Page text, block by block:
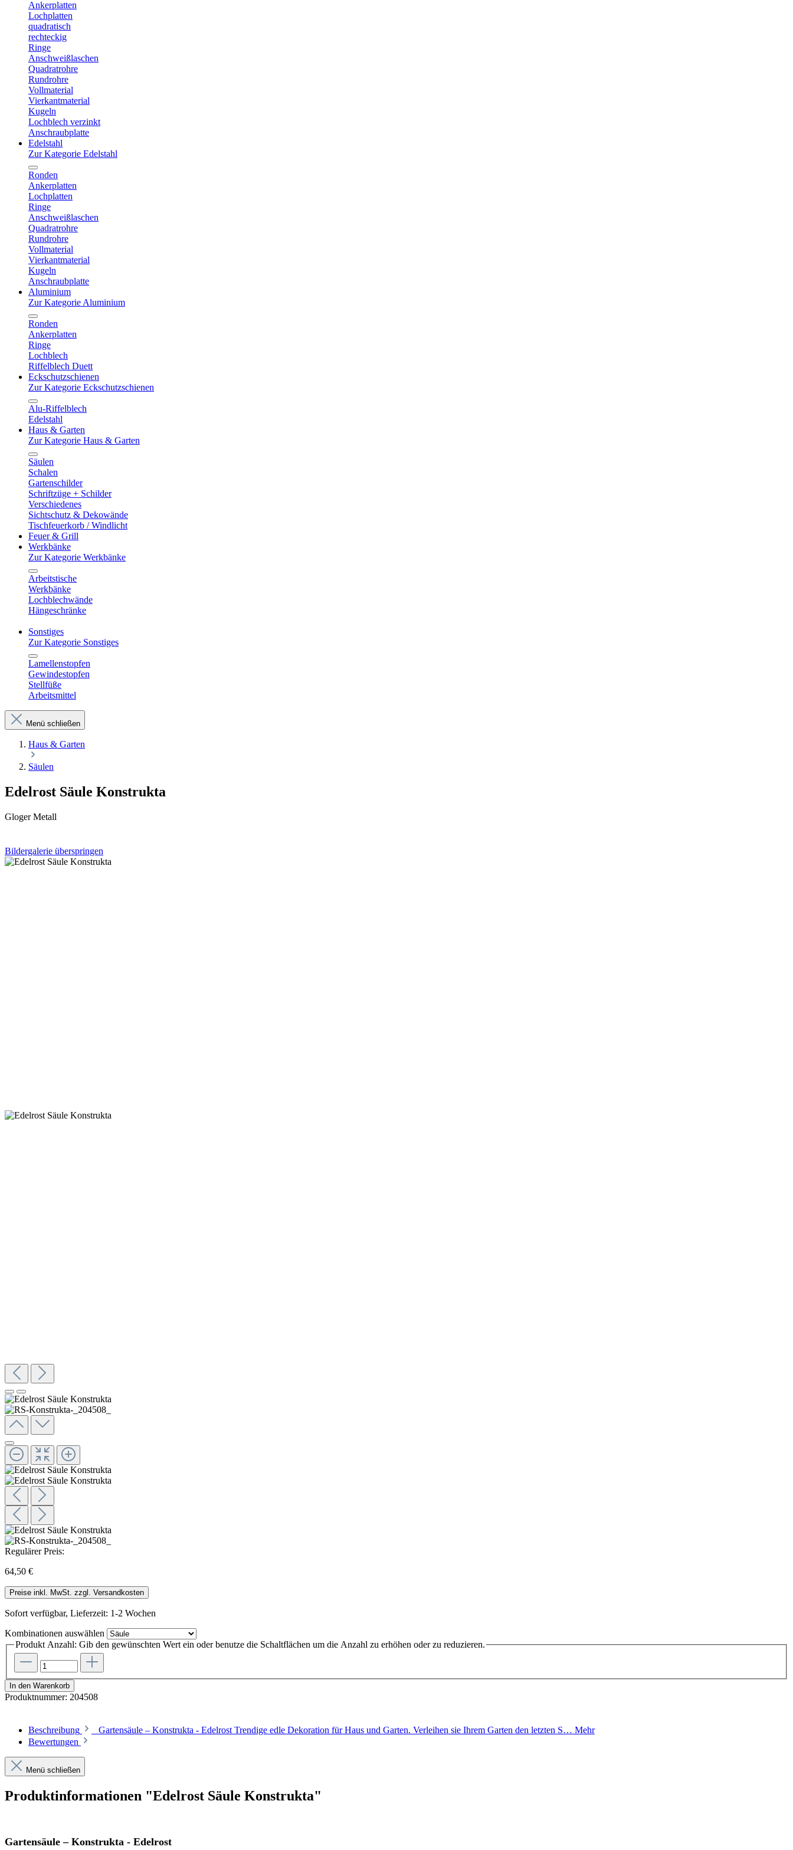
Ankerplatten
Lochplatten
quadratisch
rechteckig
Ringe
Anschweißlaschen
Quadratrohre
Rundrohre
Vollmaterial
Vierkantmaterial
Kugeln
Lochblech verzinkt
Anschraubplatte
Edelstahl
Zur Kategorie Edelstahl
Ronden
Ankerplatten
Lochplatten
Ringe
Anschweißlaschen
Quadratrohre
Rundrohre
Vollmaterial
Vierkantmaterial
Kugeln
Anschraubplatte
Aluminium
Zur Kategorie Aluminium
Ronden
Ankerplatten
Ringe
Lochblech
Riffelblech Duett
Eckschutzschienen
Zur Kategorie Eckschutzschienen
Alu-Riffelblech
Edelstahl
Haus & Garten
Zur Kategorie Haus & Garten
Säulen
Schalen
Gartenschilder
Schriftzüge + Schilder
Verschiedenes
Sichtschutz & Dekowände
Tischfeuerkorb / Windlicht
Feuer & Grill
Werkbänke
Zur Kategorie Werkbänke
Arbeitstische
Werkbänke
Lochblechwände
Hängeschränke
Sonstiges
Zur Kategorie Sonstiges
Lamellenstopfen
Gewindestopfen
Stellfüße
Arbeitsmittel
Menü schließen
Haus & Garten
Säulen
Edelrost Säule Konstrukta
Gloger Metall
Bildergalerie überspringen
Regulärer Preis:
64,50 €
Preise inkl. MwSt. zzgl. Versandkosten
Sofort verfügbar, Lieferzeit: 1-2 Wochen
Kombinationen auswählen
Produkt Anzahl: Gib den gewünschten Wert ein oder benutze die Schaltflächen um die Anzahl zu erhöhen oder zu reduzieren.
In den Warenkorb
Produktnummer: 204508
Beschreibung Gartensäule – Konstrukta - Edelrost Trendige edle Dekoration für Haus und Garten. Verleihen sie Ihrem Garten den letzten S… Mehr
Bewertungen
Menü schließen
Produktinformationen "Edelrost Säule Konstrukta"
Gartensäule – Konstrukta - Edelrost